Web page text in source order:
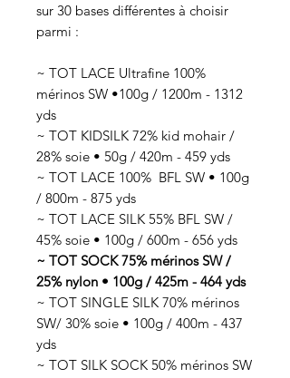
sur 30 bases différentes à choisir
parmi :
~ TOT LACE Ultrafine 100%
mérinos SW •100g / 1200m - 1312
yds
~ TOT KIDSILK 72% kid mohair /
28% soie • 50g / 420m - 459 yds
~ TOT LACE 100% BFL SW • 100g
/ 800m - 875 yds
~ TOT LACE SILK 55% BFL SW /
45% soie • 100g / 600m - 656 yds
~ TOT SOCK 75% mérinos SW /
25% nylon • 100g / 425m - 464 yds
~ TOT SINGLE SILK 70% mérinos
SW/ 30% soie • 100g / 400m - 437
yds
~ TOT SILK SOCK 50% mérinos SW